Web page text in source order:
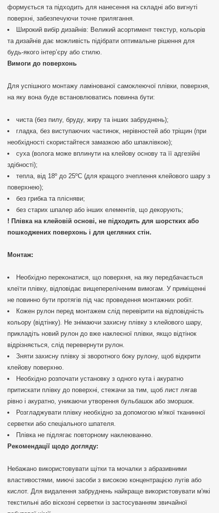
формується та підходить для нанесення на складні або вигнуті
поверхні, забезпечуючи точне прилягання.
Широкий вибір дизайнів: Великий асортимент текстур, кольорів
та дизайнів дає можливість підібрати оптимальне рішення для
будь-якого інтер’єру або стилю.
Вимоги до поверхонь
Для успішного монтажу ламінованої самоклеючої плівки, поверхня,
на яку вона буде встановлюватись повинна бути:
чиста (без пилу, бруду, жиру та інших забруднень);
гладка, без виступаючих частинок, нерівностей або тріщин (при
необхідності скористайтеся замазкою або шпаклівкою);
суха (волога може вплинути на клейову основу та її адгезійні
здібності);
тепла, від 18º до 25ºС (для кращого зчеплення клейового шару з
поверхнею);
без грибка та плісняви;
без старих шпалер або інших елементів, що декорують;
! Плівка на клейовій основі, не підходить для шорстких або
пошкоджених поверхонь і для цегляних стін.
Монтаж:
Необхідно переконатися, що поверхня, на яку передбачається
клеїти плівку, відповідає вищепереліченим вимогам. У приміщенні
не повинно бути протягів під час проведення монтажних робіт.
Кожен рулон перед монтажем слід перевірити на відповідність
кольору (відтінку). Не знімаючи захисну плівку з клейового шару,
прикладіть новий рулон до вже наклеєної плівки, якщо відтінок
відрізняється, слід перевернути рулон.
Зняти захисну плівку зі зворотного боку рулону, щоб відкрити
клейову поверхню.
Необхідно розпочати установку з одного кута і акуратно
притискати плівку до поверхні, стежачи за тим, щоб лист лягав
рівно і акуратно, уникаючи утворення бульбашок або зморшок.
Розгладжувати плівку необхідно за допомогою м'якої тканинної
серветки або спеціального шпателя.
Плівка не підлягає повторному наклеюванню.
Рекомендації щодо догляду:
Небажано використовувати щітки та мочалки з абразивними
властивостями, миючі засоби з високою концентрацією лугів або
кислот. Для видалення забруднень найкраще використовувати м'які
текстильні або віскозні серветки із застосуванням звичайної